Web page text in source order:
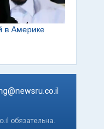
обязательна.